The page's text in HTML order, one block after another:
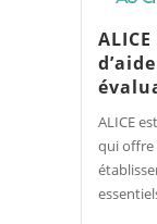
ALICE
qui offre